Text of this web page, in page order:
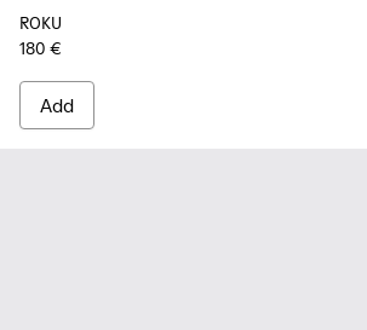
ROKU
180 €
Add